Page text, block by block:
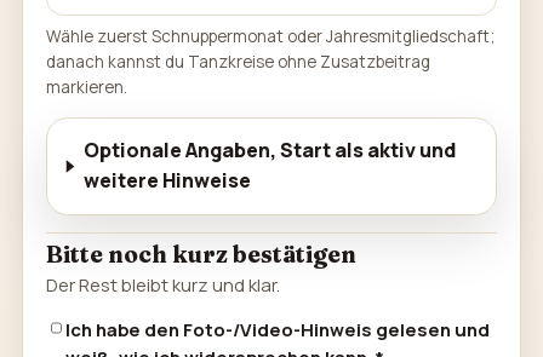
Wähle zuerst Schnuppermonat oder Jahresmitgliedschaft;
danach kannst du Tanzkreise ohne Zusatzbeitrag
markieren.
Optionale Angaben, Start als aktiv und
weitere Hinweise
Bitte noch kurz bestätigen
Der Rest bleibt kurz und klar.
Ich habe den Foto-/Video-Hinweis gelesen und